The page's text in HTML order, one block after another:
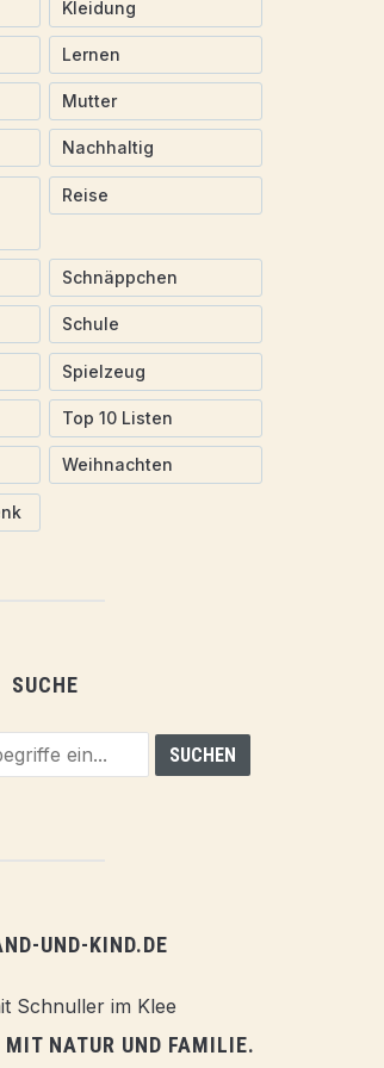
Kleidung
Lernen
Mutter
Nachhaltig
Reise
Schnäppchen
Schule
Spielzeug
Top 10 Listen
Weihnachten
SUCHE
UND-KIND.DE
MIT NATUR UND FAMILIE.